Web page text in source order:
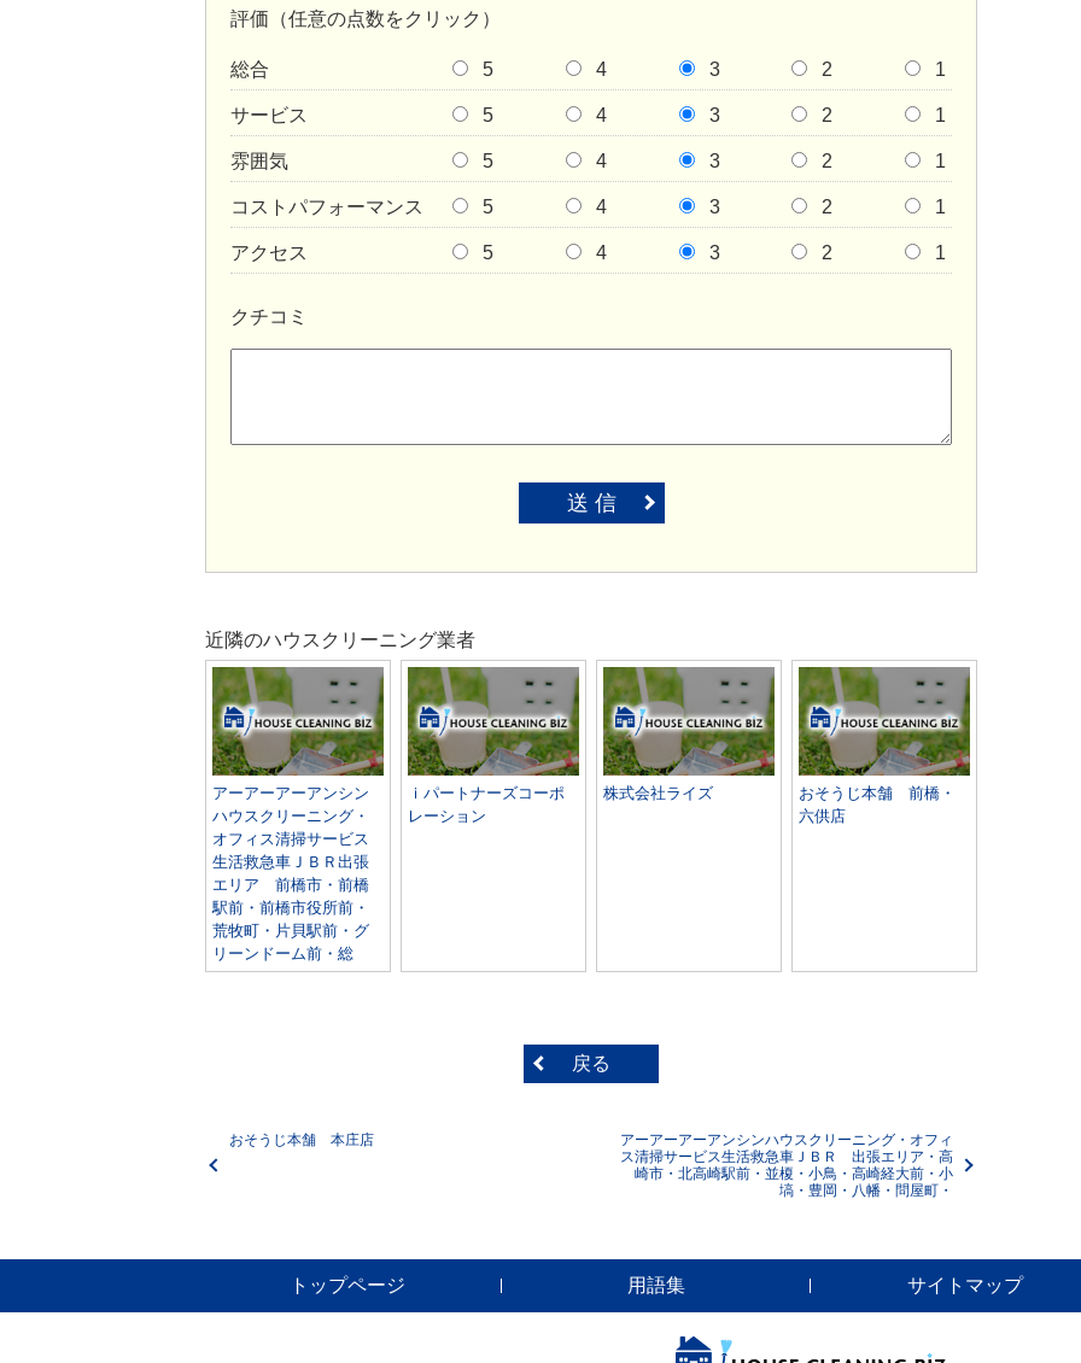
評価（任意の点数をクリック）
総合 5 4 3 2 1
サービス 5 4 3 2 1
雰囲気 5 4 3 2 1
コストパフォーマンス 5 4 3 2 1
アクセス 5 4 3 2 1
クチコミ
送 信
近隣のハウスクリーニング業者
アーアーアーアンシン
ハウスクリーニング・
オフィス清掃サービス
生活救急車ＪＢＲ出張
エリア 前橋市・前橋
駅前・前橋市役所前・
荒牧町・片貝駅前・グ
リーンドーム前・総
ｉパートナーズコーポ
レーション
株式会社ライズ
おそうじ本舗 前橋・
六供店
戻る
おそうじ本舗 本庄店
アーアーアーアンシンハウスクリーニング・オフィ
ス清掃サービス生活救急車ＪＢＲ 出張エリア・高
崎市・北高崎駅前・並榎・小鳥・高崎経大前・小
塙・豊岡・八幡・問屋町・
トップページ 用語集 サイトマップ